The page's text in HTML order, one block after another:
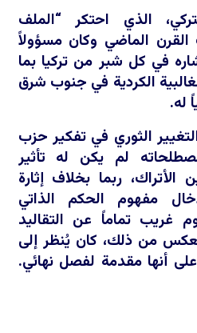
الذي احتكر “الملف
الماضي وكان مسؤولاً
في كل شبر من تركيا بما
الكردية في جنوب شرق
له.
الثوري في تفكير حزب
لم يكن له تأثير
ربما بخلاف إثارة
مفهوم الحكم الذاتي
غريب تماماً عن التقاليد
من ذلك، كان يُنظر إلى
أنها مقدمة لفصل نهائي.